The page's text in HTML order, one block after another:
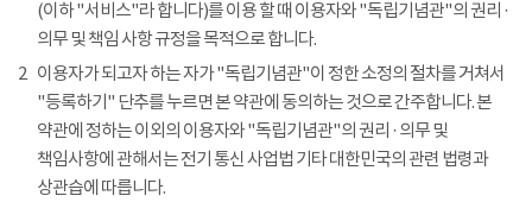
(이하 "서비스"라 합니다)를 이용 할 때 이용자와 "독립기념관"의 권리 ·
의무 및 책임 사항 규정을 목적으로 합니다.
2 이용자가 되고자 하는 자가 "독립기념관"이 정한 소정의 절차를 거쳐서
"등록하기" 단추를 누르면 본 약관에 동의하는 것으로 간주합니다. 본
약관에 정하는 이외의 이용자와 "독립기념관"의 권리 · 의무 및
책임사항에 관해서는 전기 통신 사업법 기타 대한민국의 관련 법령과
상관습에 따릅니다.